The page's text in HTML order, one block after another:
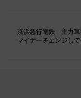
京浜急行電鉄 主力車
マイナーチェンジし